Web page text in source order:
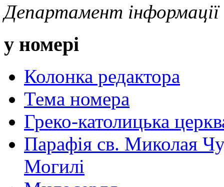
Департамент
у номері
Колонка редактора
Тема номера
Греко-католицька
Парафія св. Миколая
Могилі